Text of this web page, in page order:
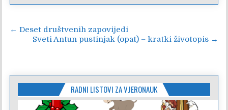
Navigacija
objava
← Deset društvenih zapovijedi
Sveti Antun pustinjak (opat) – kratki životopis →
RADNI LISTOVI ZA VJERONAUK